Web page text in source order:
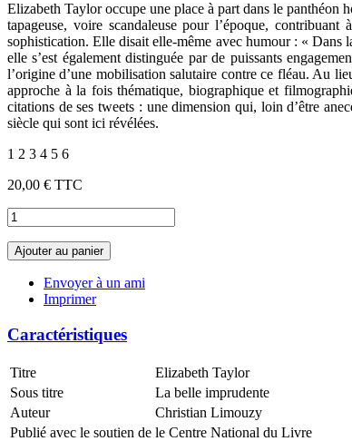
Elizabeth Taylor occupe une place à part dans le panthéon
tapageuse, voire scandaleuse pour l’époque,
sophistication. Elle disait elle-même avec humour : « Dans
elle s’est également distinguée par de puissants
l’origine d’une mobilisation salutaire contre ce fléau. Au
approche à la fois thématique, biographique et
citations de ses tweets : une dimension qui, loin d’être
siècle qui sont ici révélées.
1 2 3 4 5 6
20,00 € TTC
Ajouter au panier
Envoyer à un ami
Imprimer
Caractéristiques
Titre
Elizabeth Taylor
Sous titre
La belle imprudente
Auteur
Christian Limouzy
Publié avec le soutien de le Centre National du Livre